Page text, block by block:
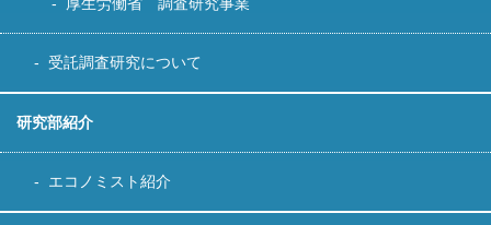
受託調査研究について
研究部紹介
エコノミスト紹介